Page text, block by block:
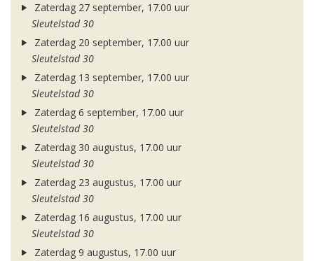
Zaterdag 27 september, 17.00 uur
Sleutelstad 30
Zaterdag 20 september, 17.00 uur
Sleutelstad 30
Zaterdag 13 september, 17.00 uur
Sleutelstad 30
Zaterdag 6 september, 17.00 uur
Sleutelstad 30
Zaterdag 30 augustus, 17.00 uur
Sleutelstad 30
Zaterdag 23 augustus, 17.00 uur
Sleutelstad 30
Zaterdag 16 augustus, 17.00 uur
Sleutelstad 30
Zaterdag 9 augustus, 17.00 uur